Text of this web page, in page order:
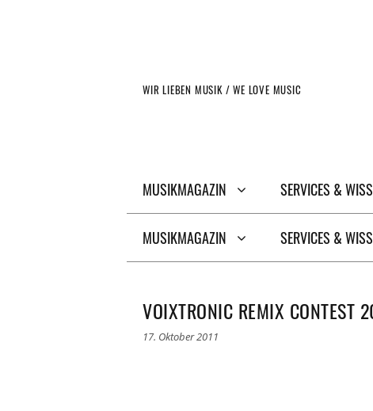
WIR LIEBEN MUSIK / WE LOVE MUSIC
MUSIKMAGAZIN SERVICES &
MUSIKMAGAZIN SERVICES &
VOIXTRONIC REMIX CONTEST
17. Oktober 2011